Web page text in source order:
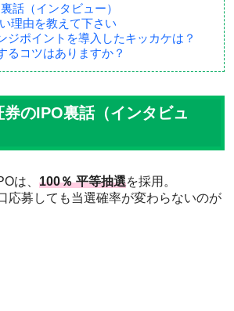
話（インタビュー）
理由を教えて下さい
ジポイントを導入したキッカケは？
るコツはありますか？
のIPO裏話（インタビュ
は、 100％ 平等抽選を採用。
応募しても当選確率が変わらないのが